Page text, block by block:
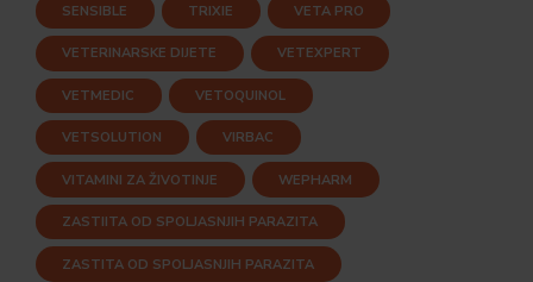
SENSIBLE TRIXIE VETA PRO
VETERINARSKE DIJETE VETEXPERT
VETMEDIC VETOQUINOL
VETSOLUTION VIRBAC
VITAMINI ZA ŽIVOTINJE WEPHARM
ZASTIITA OD SPOLJASNJIH PARAZITA
ZASTITA OD SPOLJASNJIH PARAZITA